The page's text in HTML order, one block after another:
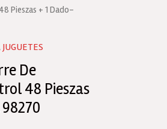
Pieszas + 1 Dado-
JUGUETES
De
48 Pieszas